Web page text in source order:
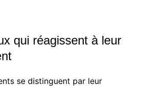
qui réagissent à leur
se distinguent par leur